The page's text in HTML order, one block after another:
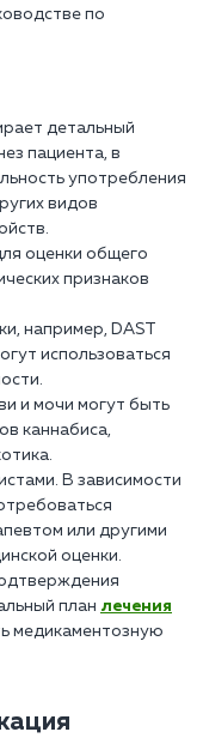
по
детальный
пациента, в
употребления
видов
оценки общего
признаков
например, DAST
использоваться
и мочи могут быть
каннабиса,
В зависимости
или другими
оценки.
план лечения
медикаментозную